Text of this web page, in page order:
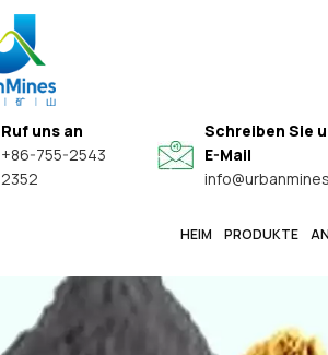
Ruf uns an
+86-755-2543
2352
Schreiben Sie
E-Mail
HEIM PRODUKTE